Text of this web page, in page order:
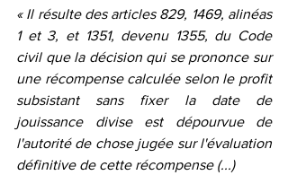
« Il résulte des articles 829, 1469, alinéas
1 et 3, et 1351, devenu 1355, du Code
civil que la décision qui se prononce sur
une récompense calculée selon le profit
subsistant sans fixer la date de
jouissance divise est dépourvue de
l'autorité de chose jugée sur l'évaluation
définitive de cette récompense (...)